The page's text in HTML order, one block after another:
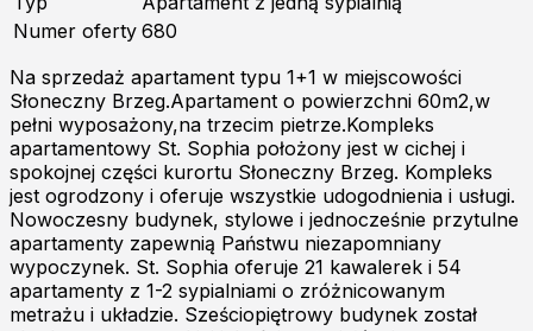
Numer oferty 680
Na sprzedaż apartament typu 1+1 w miejscowości
Słoneczny Brzeg.Apartament o powierzchni 60m2,w
pełni wyposażony,na trzecim pietrze.Kompleks
apartamentowy St. Sophia położony jest w cichej i
spokojnej części kurortu Słoneczny Brzeg. Kompleks
jest ogrodzony i oferuje wszystkie udogodnienia i usługi.
Nowoczesny budynek, stylowe i jednocześnie przytulne
apartamenty zapewnią Państwu niezapomniany
wypoczynek. St. Sophia oferuje 21 kawalerek i 54
apartamenty z 1-2 sypialniami o zróżnicowanym
metrażu i układzie. Sześciopiętrowy budynek został